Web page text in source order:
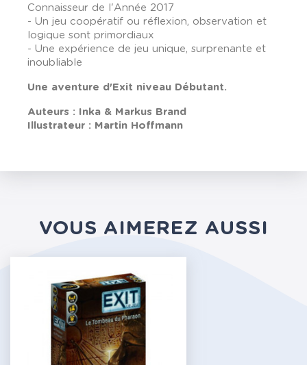
Connaisseur de l'Année 2017
- Un jeu coopératif ou réflexion, observation et
logique sont primordiaux
- Une expérience de jeu unique, surprenante et
inoubliable
Une aventure d'Exit niveau Débutant.
Auteurs : Inka & Markus Brand
Illustrateur : Martin Hoffmann
VOUS AIMEREZ AUSSI